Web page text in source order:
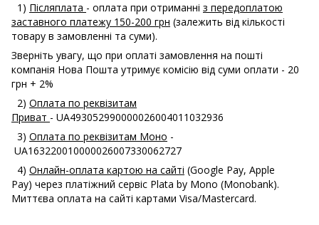
1) Післяплата - оплата при отриманні з передоплатою
заставного платежу 150-200 грн (залежить від кількості
товару в замовленні та суми).
Зверніть увагу, що при оплаті замовлення на пошті
компанія Нова Пошта утримує комісію від суми оплати - 20
грн + 2%
2) Оплата по реквізитам
Приват - UA493052990000026004011032936
3) Оплата по реквізитам Моно -
UA163220010000026007330062727
4) Онлайн-оплата картою на сайті (Google Pay, Apple
Pay) через платіжний сервіс Plata by Mono (Monobank).
Миттєва оплата на сайті картами Visa/Mastercard.